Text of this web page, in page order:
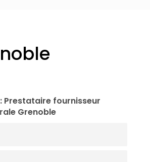
Prestataire fournisseur
Grenoble